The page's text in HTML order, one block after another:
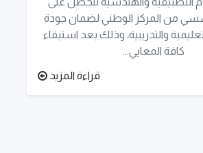
من المركز الوطني لضمان جودة
والتدريبية، وذلك بعد استيفاء
كافة المعايي...
قراءة المزيد